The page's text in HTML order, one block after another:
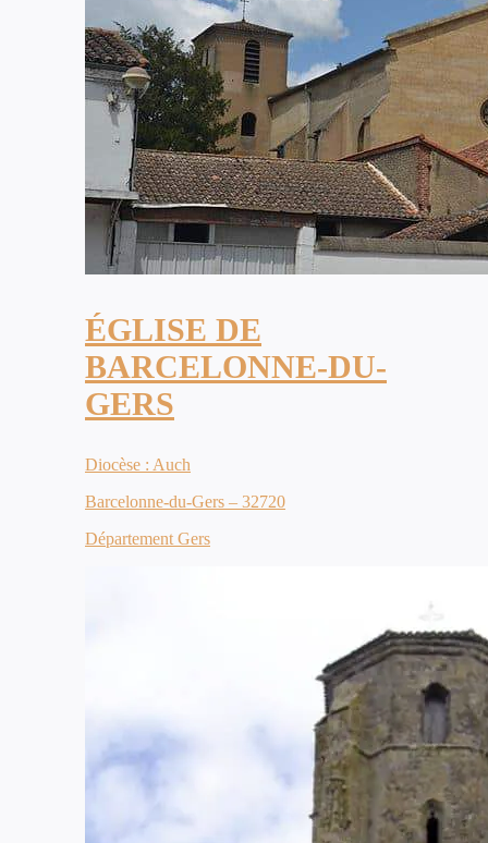
ÉGLISE DE
BARCELONNE-DU-
GERS
Diocèse : Auch
Barcelonne-du-Gers – 32720
Département Gers